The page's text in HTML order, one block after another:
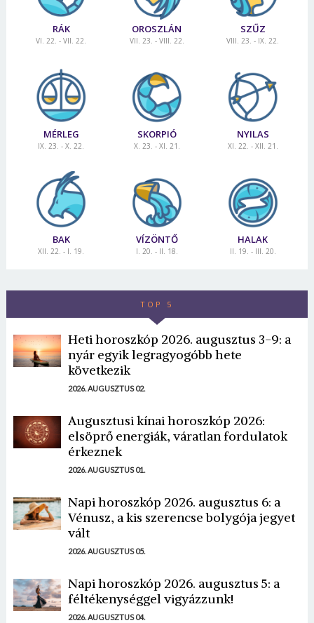
RÁK
VI. 22. - VII. 22.
OROSZLÁN
VII. 23. - VIII. 22.
SZŰZ
VIII. 23. - IX. 22.
MÉRLEG
IX. 23. - X. 22.
SKORPIÓ
X. 23. - XI. 21.
NYILAS
XI. 22. - XII. 21.
BAK
XII. 22. - I. 19.
VÍZÖNTŐ
I. 20. - II. 18.
HALAK
II. 19. - III. 20.
TOP 5
Heti horoszkóp 2026. augusztus 3-9: a
nyár egyik legragyogóbb hete
következik
2026. AUGUSZTUS 02.
Augusztusi kínai horoszkóp 2026:
elsöprő energiák, váratlan fordulatok
érkeznek
2026. AUGUSZTUS 01.
Napi horoszkóp 2026. augusztus 6: a
Vénusz, a kis szerencse bolygója jegyet
vált
2026. AUGUSZTUS 05.
Napi horoszkóp 2026. augusztus 5: a
féltékenységgel vigyázzunk!
2026. AUGUSZTUS 04.